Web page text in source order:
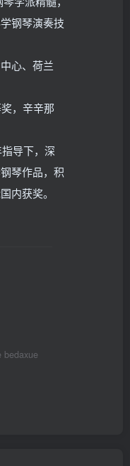
钢琴演奏技
心、荷兰
，辛辛那
导下，深
琴作品，积
内获奖。
bedaxue